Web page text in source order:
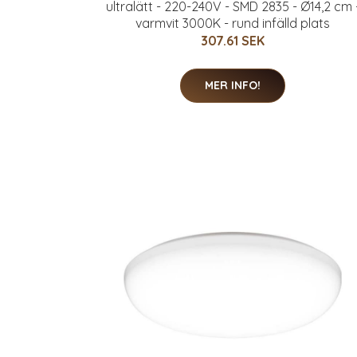
ultralätt - 220-240V - SMD 2835 - Ø14,2 cm
varmvit 3000K - rund infälld plats
307.61 SEK
MER INFO!